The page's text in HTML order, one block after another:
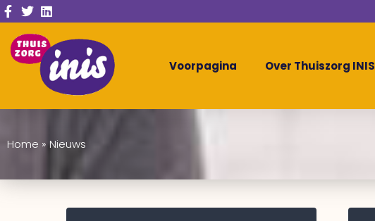
Voorpagina Over Thuiszorg INIS
Home » Nieuws